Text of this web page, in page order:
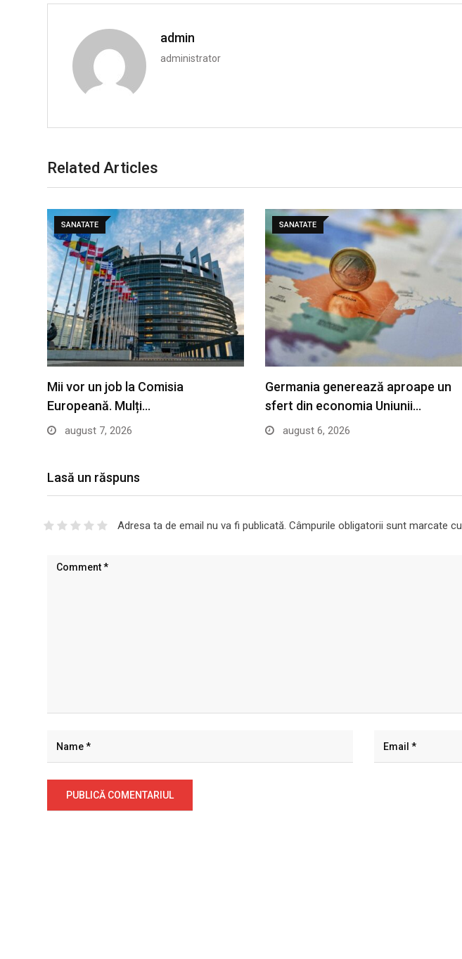
admin
administrator
Related Articles
SANATATE
Mii vor un job la Comisia
Europeană. Mulți…
august 7, 2026
SANATATE
Germania generează aproape un
sfert din economia Uniunii…
august 6, 2026
Lasă un răspuns
Adresa ta de email nu va fi publicată. Câmpurile obligatorii sunt marcate cu